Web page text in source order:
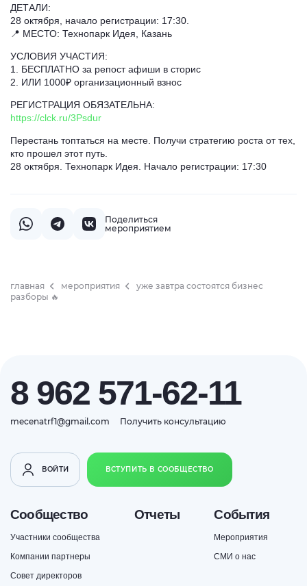
ДЕТАЛИ:
28 октября, начало регистрации: 17:30.
📍 МЕСТО: Технопарк Идея, Казань
УСЛОВИЯ УЧАСТИЯ:
1. БЕСПЛАТНО за репост афиши в сторис
2. ИЛИ 1000₽ организационный взнос
РЕГИСТРАЦИЯ ОБЯЗАТЕЛЬНА:
https://clck.ru/3Psdur
Перестань топтаться на месте. Получи стратегию роста от тех,
кто прошел этот путь.
28 октября. Технопарк Идея. Начало регистрации: 17:30
Поделиться
мероприятием
главная мероприятия
уже завтра состоятся бизнес
разборы 🔥
8 962 571-62-11
mecenatrf1@gmail.com Получить консультацию
ВОЙТИ ВСТУПИТЬ В СООБЩЕСТВО
Сообщество
Участники сообщества
Компании партнеры
Совет директоров
Отчеты События
Мероприятия
СМИ о нас